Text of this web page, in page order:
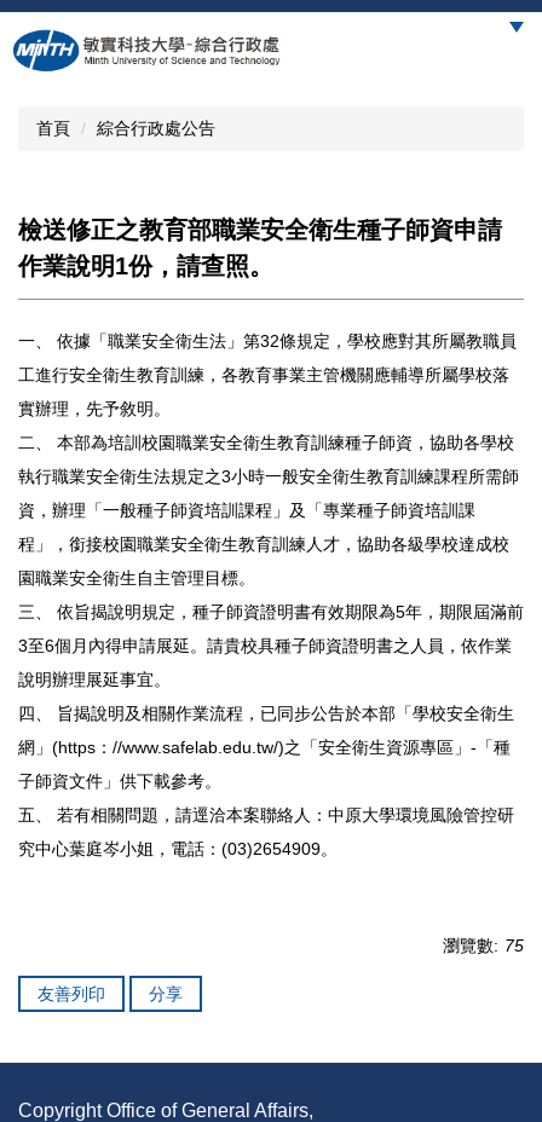
跳
到
主
首頁 綜合行政處公告
檢送修正之教育部職業安全衛生種子師資申請
作業說明1份，請查照。
一、 依據「職業安全衛生法」第32條規定，學校應對其所屬教職員
工進行安全衛生教育訓練，各教育事業主管機關應輔導所屬學校落
實辦理，先予敘明。
二、 本部為培訓校園職業安全衛生教育訓練種子師資，協助各學校
執行職業安全衛生法規定之3小時一般安全衛生教育訓練課程所需師
資，辦理「一般種子師資培訓課程」及「專業種子師資培訓課
程」，銜接校園職業安全衛生教育訓練人才，協助各級學校達成校
園職業安全衛生自主管理目標。
三、 依旨揭說明規定，種子師資證明書有效期限為5年，期限屆滿前
3至6個月內得申請展延。請貴校具種子師資證明書之人員，依作業
說明辦理展延事宜。
四、 旨揭說明及相關作業流程，已同步公告於本部「學校安全衛生
網」(https：//www.safelab.edu.tw/)之「安全衛生資源專區」-「種
子師資文件」供下載參考。
五、 若有相關問題，請逕洽本案聯絡人：中原大學環境風險管控研
究中心葉庭岑小姐，電話：(03)2654909。
瀏覽數: 75
友善列印 分享
Copyright Office of General Affairs,